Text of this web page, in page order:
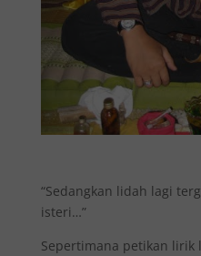
“Sedangkan lidah lagi
isteri…”
Sepertimana petikan lirik